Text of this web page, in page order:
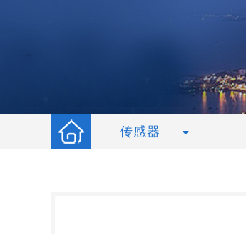
传感器